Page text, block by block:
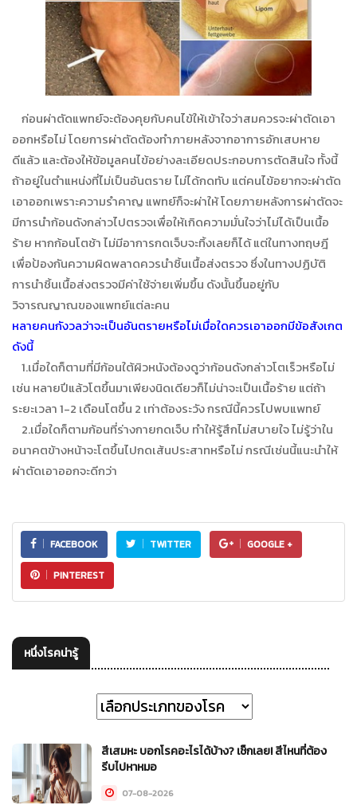
ก่อนผ่าตัดแพทย์จะต้องคุยกับคนไข้ให้เข้าใจว่าสมควรจะผ่าตัดเอา
ออกหรือไม่ โดยการผ่าตัดต้องทำภายหลังจากอาการอักเสบหาย
ดีแล้ว และต้องให้ข้อมูลคนไข้อย่างละเอียดประกอบการตัดสินใจ ทั้งนี้
ถ้าอยู่ในตำแหน่งที่ไม่เป็นอันตราย ไม่ได้กดทับ แต่คนไข้อยากจะผ่าตัด
เอาออกเพราะความรำคาญ แพทย์ก็จะผ่าให้ โดยภายหลังการผ่าตัดจะ
มีการนำก้อนดังกล่าวไปตรวจเพื่อให้เกิดความมั่นใจว่าไม่ได้เป็นเนื้อ
ร้าย หากก้อนโตช้า ไม่มีอาการกดเจ็บจะทิ้งเลยก็ได้ แต่ในทางทฤษฎี
เพื่อป้องกันความผิดพลาดควรนำชิ้นเนื้อส่งตรวจ ซึ่งในทางปฏิบัติ
การนำชิ้นเนื้อส่งตรวจมีค่าใช้จ่ายเพิ่มขึ้น ดังนั้นขึ้นอยู่กับ
วิจารณญาณของแพทย์แต่ละคน
หลายคนกังวลว่าจะเป็นอันตรายหรือไม่เมื่อใดควรเอาออกมีข้อสังเกต
ดังนี้
1.เมื่อใดก็ตามที่มีก้อนใต้ผิวหนังต้องดูว่าก้อนดังกล่าวโตเร็วหรือไม่
เช่น หลายปีแล้วโตขึ้นมาเพียงนิดเดียวก็ไม่น่าจะเป็นเนื้อร้าย แต่ถ้า
ระยะเวลา 1-2 เดือนโตขึ้น 2 เท่าต้องระวัง กรณีนี้ควรไปพบแพทย์
2.เมื่อใดก็ตามก้อนที่ร่างกายกดเจ็บ ทำให้รู้สึกไม่สบายใจ ไม่รู้ว่าใน
อนาคตข้างหน้าจะโตขึ้นไปกดเส้นประสาทหรือไม่ กรณีเช่นนี้แนะนำให้
ผ่าตัดเอาออกจะดีกว่า
FACEBOOK TWITTER GOOGLE +
PINTEREST
หนึ่งโรคน่ารู้
สีเสมหะ บอกโรคอะไรได้บ้าง? เช็กเลย! สีไหนที่ต้อง
รีบไปหาหมอ
07-08-2026